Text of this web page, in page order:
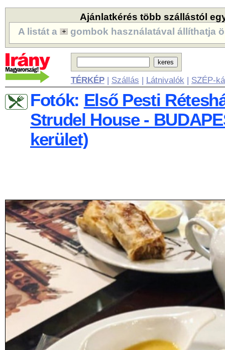
Ajánlatkérés több szállástól
A listát a
gombok használatával állíthatja
TÉRKÉP| Szállás | Látnivalók | SZÉP-
Fotók: Első Pesti
Strudel House -
kerület)